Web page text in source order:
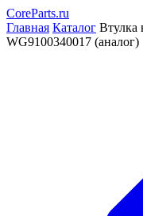
CoreParts.ru
Главная Каталог Втулка
WG9100340017 (аналог)